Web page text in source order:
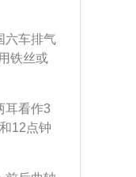
产，这
六车排气
铁丝或
，如果
应急措
所有的
然后将
塞的东
多引起
耳看作3
12点钟
手握住